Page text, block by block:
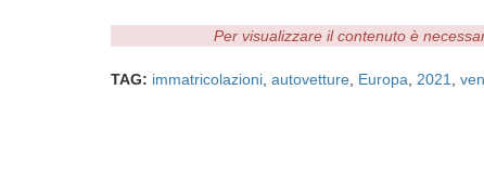
Per visualizzare il contenuto è
TAG: immatricolazioni autovetture Europa 2021